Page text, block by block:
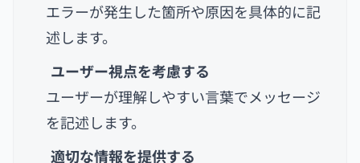
エラーが発生した箇所や原因を具体的に記
述します。
ユーザー視点を考慮する
ユーザーが理解しやすい言葉でメッセージ
を記述します。
適切な情報を提供する